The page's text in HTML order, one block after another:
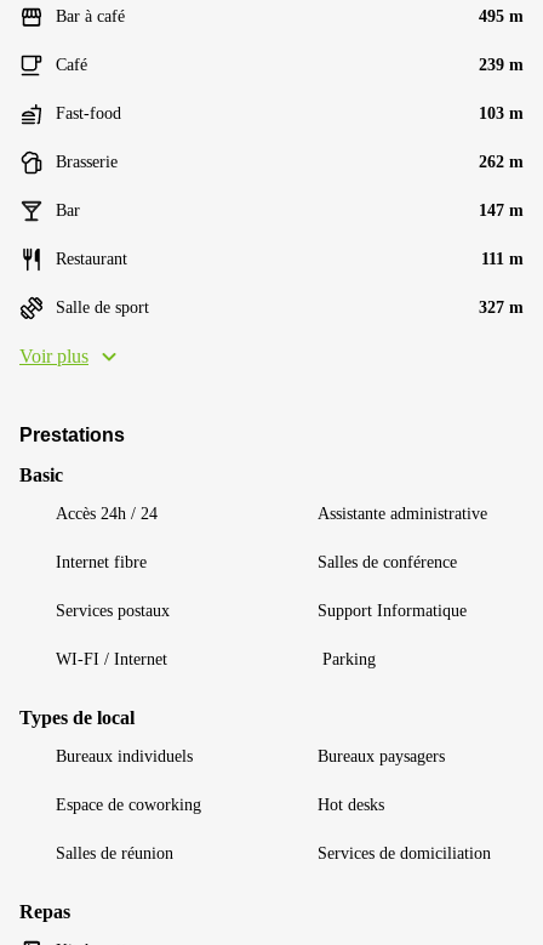
Bar à café 495 m
Café 239 m
Fast-food 103 m
Brasserie 262 m
Bar 147 m
Restaurant 111 m
Salle de sport 327 m
Voir plus
Prestations
Basic
Accès 24h / 24 Assistante administrative
Internet fibre Salles de conférence
Services postaux Support Informatique
WI-FI / Internet Parking
Types de local
Bureaux individuels Bureaux paysagers
Espace de coworking Hot desks
Salles de réunion Services de domiciliation
Repas